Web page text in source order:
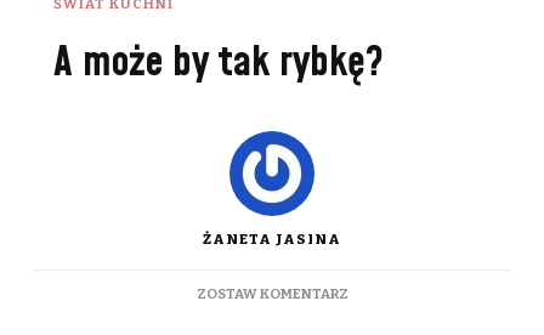
A może by tak rybkę?
ŻANETA JASINA
ZOSTAW KOMENTARZDO